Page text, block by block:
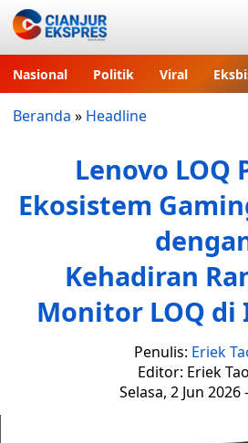
Nasional Politik Viral
Beranda » Headline
Lenovo LOQ
Ekosistem
Kehadiran
Monitor LOQ di
Penulis: Eriek
Editor: Eriek
Selasa, 2 Jun 2026